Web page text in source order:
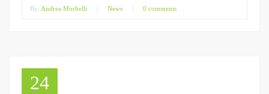
By: Andrea Morbelli News 0 comments
24